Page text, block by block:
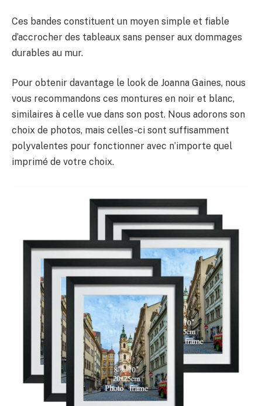
Ces bandes constituent un moyen simple et fiable
d’accrocher des tableaux sans penser aux dommages
durables au mur.
Pour obtenir davantage le look de Joanna Gaines, nous
vous recommandons ces montures en noir et blanc,
similaires à celle vue dans son post. Nous adorons son
choix de photos, mais celles-ci sont suffisamment
polyvalentes pour fonctionner avec n’importe quel
imprimé de votre choix.